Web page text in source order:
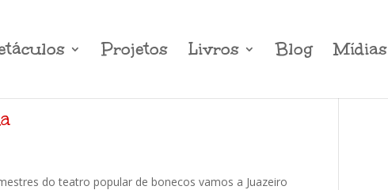
Projetos Livros Blog Mídias
do teatro popular de bonecos vamos a Juazeiro